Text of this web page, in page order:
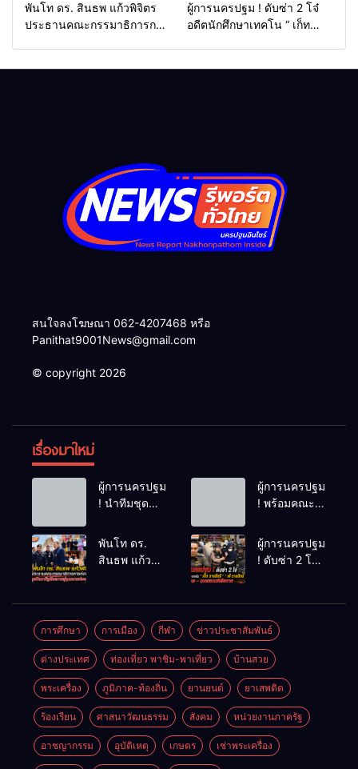
พันโท ดร. สินธพ แก้วพิจิตร
ประธานคณะกรรมาธิการการ
ผู้การนครปฐม ! ดับซ่า 2 โจ๋
อดีตนักศึกษาเทคโน “ เก็ท
สนใจลงโฆษณา 062-4207468 หรือ
Panithat9001News@gmail.com
© copyright 2026
เรื่องมาใหม่
ผู้การนครปฐม
! นำทีมชุด
เวลา 48
ชม.ไล่ล่าโจ๋
ชักมีดแทงคอ
หม่องดับ
ผู้การนครปฐม
! พร้อมคณะ
ภูธรภาค 7
ติดตาม
ตำรวจ เราไม่
ทิ้งกัน ” (ด้าน
เด็กพิเศษ)
การสร้าง
อาชีพเพื่อเด็ก
พิเศษอย่าง
ยั่งยืนของ
สำนักงาน
ตำรวจแห่ง
ชาติและ
พันโท ดร.
สินธพ แก้ว
การท่องเที่ยว
นำทีมลุย
ปัตตานี ชู
ศักยภาพสู่จุด
หมายท่อง
เที่ยวสำคัญ
ผู้การนครปฐม
! ดับซ่า 2 โจ๋
ราชสิทธิ “ ถ่ม
น้ำลาย – ทุบ
รถเบนซ์เสีย
หาย ส่งฟ้อง
ศาลแขวง
จังหวัด
นครปฐม ทันที
การศึกษา การเมือง กีฬา ข่าวประชาสัมพันธ์
ต่างประเทศ ท่องเที่ยว พาชิม-พาเที่ยว บ้านสวย
พระเครื่อง ภูมิภาค-ท้องถิ่น ยานยนต์ ยาเสพติด
ร้องเรียน ศาสนาวัฒนธรรม สังคม หน่วยงานภาครัฐ
อาชญากรรม อุบัติเหตุ เกษตร เช่าพระเครื่อง